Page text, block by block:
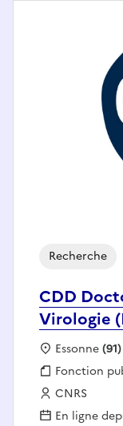
CDD
Virologie
Recherche
Localisation :
Essonne(91)
Fonction
Fonction
Employeur :
CNRS
En ligne